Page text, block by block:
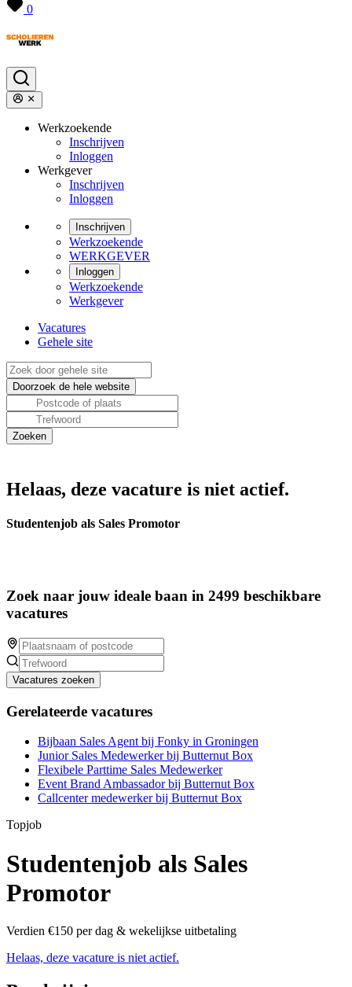
0
Werkzoekende
Inschrijven
Inloggen
Werkgever
Inschrijven
Inloggen
Inschrijven
Werkzoekende
WERKGEVER
Inloggen
Werkzoekende
Werkgever
Vacatures
Gehele site
Helaas, deze vacature is niet actief.
Studentenjob als Sales Promotor
Zoek naar jouw ideale baan in 2499 beschikbare
vacatures
Vacatures zoeken
Gerelateerde vacatures
Bijbaan Sales Agent bij Fonky in Groningen
Junior Sales Medewerker bij Butternut Box
Flexibele Parttime Sales Medewerker
Event Brand Ambassador bij Butternut Box
Callcenter medewerker bij Butternut Box
Topjob
Studentenjob als Sales
Promotor
Verdien €150 per dag & wekelijkse uitbetaling
Helaas, deze vacature is niet actief.